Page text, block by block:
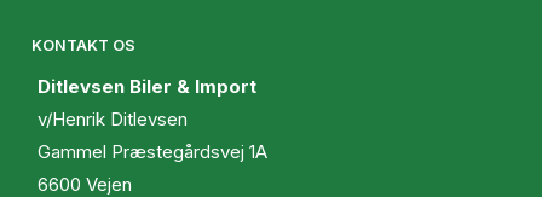
KONTAKT OS
Ditlevsen Biler & Import
v/Henrik Ditlevsen
Gammel Præstegårdsvej 1A
6600 Vejen